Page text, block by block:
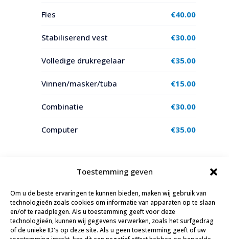
Toestemming geven
Om u de beste ervaringen te kunnen bieden, maken wij gebruik van
technologieën zoals cookies om informatie van apparaten op te slaan
en/of te raadplegen. Als u toestemming geeft voor deze
technologieën, kunnen wij gegevens verwerken, zoals het surfgedrag
of de unieke ID's op deze site. Als u geen toestemming geeft of uw
Fles €40.00
Stabiliserend vest €30.00
Volledige drukregelaar €35.00
Vinnen/masker/tuba €15.00
Combinatie €30.00
Computer €35.00
Materiaal moet minstens 10 dagen voor
Een andere cruise boeken